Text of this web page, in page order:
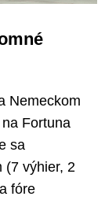
Nemeckom
Fortuna
sa
(7 výhier, 2
fóre